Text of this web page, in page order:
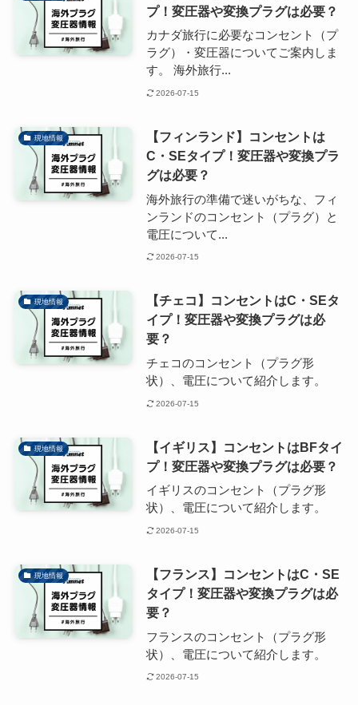
プ！変圧器や変換プラグは必要？
カナダ旅行に必要なコンセント（プ
ラグ）・変圧器についてご案内しま
す。 海外旅行...
2026-07-15
現地情報
【フィンランド】コンセントは
C・SEタイプ！変圧器や変換プラ
グは必要？
海外旅行の準備で迷いがちな、フィ
ンランドのコンセント（プラグ）と
電圧について...
2026-07-15
現地情報
【チェコ】コンセントはC・SEタ
イプ！変圧器や変換プラグは必
要？
チェコのコンセント（プラグ形
状）、電圧について紹介します。
2026-07-15
現地情報
【イギリス】コンセントはBFタイ
プ！変圧器や変換プラグは必要？
イギリスのコンセント（プラグ形
状）、電圧について紹介します。
2026-07-15
現地情報
【フランス】コンセントはC・SE
タイプ！変圧器や変換プラグは必
要？
フランスのコンセント（プラグ形
状）、電圧について紹介します。
2026-07-15